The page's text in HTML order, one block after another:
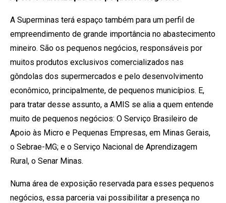
A Superminas terá espaço também para um perfil de
empreendimento de grande importância no abastecimento
mineiro. São os pequenos negócios, responsáveis por
muitos produtos exclusivos comercializados nas
gôndolas dos supermercados e pelo desenvolvimento
econômico, principalmente, de pequenos municípios. E,
para tratar desse assunto, a AMIS se alia a quem entende
muito de pequenos negócios: O Serviço Brasileiro de
Apoio às Micro e Pequenas Empresas, em Minas Gerais,
o Sebrae-MG; e o Serviço Nacional de Aprendizagem
Rural, o Senar Minas.
Numa área de exposição reservada para esses pequenos
negócios, essa parceria vai possibilitar a presença no